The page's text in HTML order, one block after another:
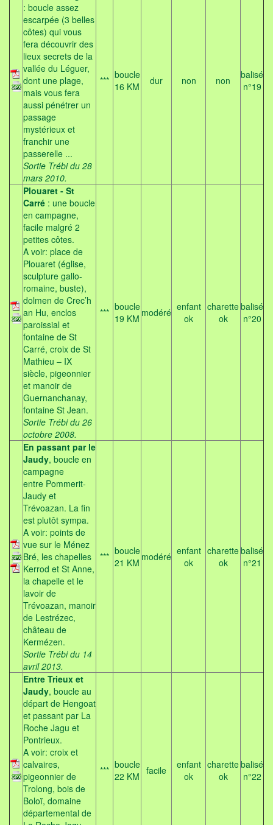
: boucle assez
escarpée (3 belles
côtes) qui vous
fera découvrir des
lieux secrets de la
vallée du Léguer,
dont une plage,
mais vous fera
aussi pénétrer un
passage
mystérieux et
franchir une
passerelle ...
Sortie Trébi du 28
mars 2010.
*** boucle
16 KM
dur non non
balisé
n°19
Plouaret - St
Carré : une boucle
en campagne,
facile malgré 2
petites côtes.
A voir: place de
Plouaret (église,
sculpture gallo-
romaine, buste),
dolmen de Crec’h
an Hu, enclos
paroissial et
fontaine de St
Carré, croix de St
Mathieu – IX
siècle, pigeonnier
et manoir de
Guernanchanay,
fontaine St Jean.
Sortie Trébi du 26
octobre 2008.
*** boucle
19 KM modéré enfant
ok
charette
ok
balisé
n°20
En passant par le
Jaudy, boucle en
campagne
entre Pommerit-
Jaudy et
Trévoazan. La fin
est plutôt sympa.
A voir: points de
vue sur le Ménez
Bré, les chapelles
Kerrod et St Anne,
la chapelle et le
lavoir de
Trévoazan, manoir
de Lestrézec,
château de
Kermézen.
Sortie Trébi du 14
avril 2013.
*** boucle
21 KM modéré enfant
ok
charette
ok
balisé
n°21
Entre Trieux et
Jaudy, boucle au
départ de Hengoat
et passant par La
Roche Jagu et
Pontrieux.
A voir: croix et
calvaires,
pigeonnier de
Trolong, bois de
Boloï, domaine
départemental de
*** boucle
22 KM facile
enfant
ok
charette
ok
balisé
n°22